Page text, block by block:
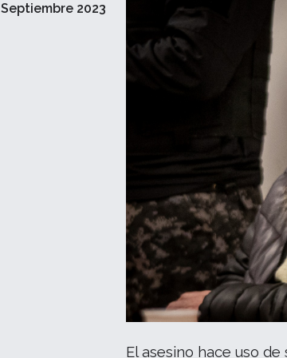
Septiembre 2023
El asesino hace uso